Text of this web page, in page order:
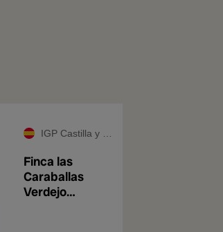
IGP Castilla y León
Finca las
Caraballas
Verdejo